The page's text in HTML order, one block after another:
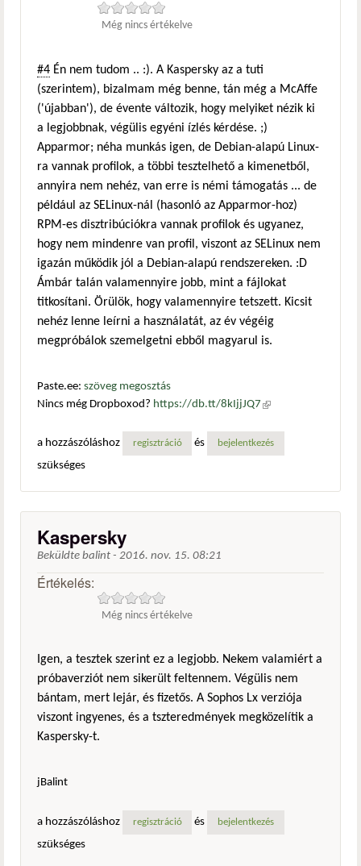
Még nincs értékelve
#4 Én nem tudom .. :). A Kaspersky az a tuti
(szerintem), bizalmam még benne, tán még a McAffe
('újabban'), de évente változik, hogy melyiket nézik ki
a legjobbnak, végülis egyéni ízlés kérdése. ;)
Apparmor; néha munkás igen, de Debian-alapú Linux-
ra vannak profilok, a többi tesztelhető a kimenetből,
annyira nem nehéz, van erre is némi támogatás ... de
például az SELinux-nál (hasonló az Apparmor-hoz)
RPM-es disztribúciókra vannak profilok és ugyanez,
hogy nem mindenre van profil, viszont az SELinux nem
igazán működik jól a Debian-alapú rendszereken. :D
Ámbár talán valamennyire jobb, mint a fájlokat
titkosítani. Örülök, hogy valamennyire tetszett. Kicsit
nehéz lenne leírni a használatát, az év végéig
megpróbálok szemelgetni ebből magyarul is.
Paste.ee: szöveg megosztás
Nincs még Dropboxod? https://db.tt/8kIjjJQ7 (külső
a hozzászóláshoz
regisztráció és bejelentkezés
szükséges
Kaspersky
Beküldte balint - 2016. nov. 15. 08:21
Értékelés:
Még nincs értékelve
Igen, a tesztek szerint ez a legjobb. Nekem valamiért a
próbaverziót nem sikerült feltennem. Végülis nem
bántam, mert lejár, és fizetős. A Sophos Lx verziója
viszont ingyenes, és a tszteredmények megközelítik a
Kaspersky-t.
jBalint
a hozzászóláshoz regisztráció és bejelentkezés
szükséges